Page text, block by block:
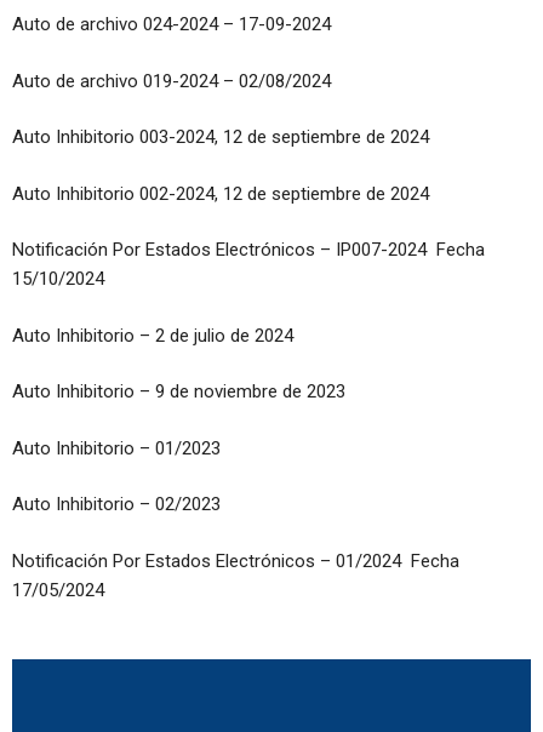
Auto de archivo 024-2024 – 17-09-2024
Auto de archivo 019-2024 – 02/08/2024
Auto Inhibitorio 003-2024, 12 de septiembre de 2024
Auto Inhibitorio 002-2024, 12 de septiembre de 2024
Notificación Por Estados Electrónicos – IP007-2024 Fecha
15/10/2024
Auto Inhibitorio – 2 de julio de 2024
Auto Inhibitorio – 9 de noviembre de 2023
Auto Inhibitorio – 01/2023
Auto Inhibitorio – 02/2023
Notificación Por Estados Electrónicos – 01/2024 Fecha
17/05/2024